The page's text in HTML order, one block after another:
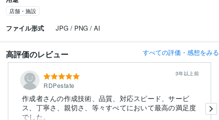
店舗・施設
ファイル形式 JPG / PNG / AI
高評価のレビュー すべての評価・感想をみる
RDPestate
3年以上前
作成者さんの作成技術、品質、対応スピード、サービ
ス、丁寧さ、親切さ、等々すべてにおいて最高の満足度
でした。